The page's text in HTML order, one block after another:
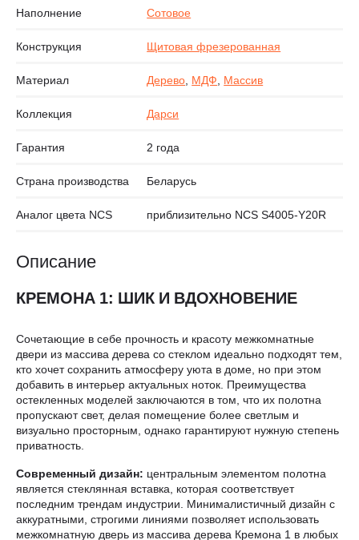
Наполнение Сотовое
Конструкция Щитовая фрезерованная
Материал Дерево, МДФ, Массив
Коллекция Дарси
Гарантия 2 года
Страна производства Беларусь
Аналог цвета NCS приблизительно NCS S4005-Y20R
Описание
КРЕМОНА 1: ШИК И ВДОХНОВЕНИЕ
Сочетающие в себе прочность и красоту межкомнатные
двери из массива дерева со стеклом идеально подходят тем,
кто хочет сохранить атмосферу уюта в доме, но при этом
добавить в интерьер актуальных ноток. Преимущества
остекленных моделей заключаются в том, что их полотна
пропускают свет, делая помещение более светлым и
визуально просторным, однако гарантируют нужную степень
приватность.
Современный дизайн: центральным элементом полотна
является стеклянная вставка, которая соответствует
последним трендам индустрии. Минималистичный дизайн с
аккуратными, строгими линиями позволяет использовать
межкомнатную дверь из массива дерева Кремона 1 в любых